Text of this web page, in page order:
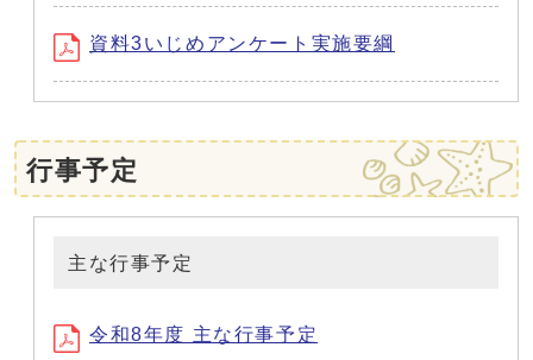
資料3いじめアンケート実施要綱
行事予定
主な行事予定
令和8年度 主な行事予定